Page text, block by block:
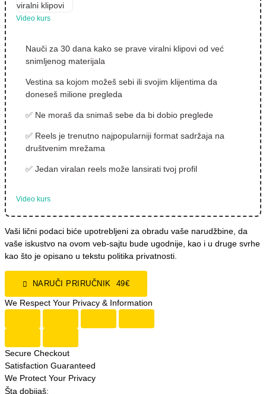
Video kurs
Nauči za 30 dana kako se prave viralni klipovi od već
snimljenog materijala
Vestina sa kojom možeš sebi ili svojim klijentima da
doneseš milione pregleda
✅ Ne moraš da snimaš sebe da bi dobio preglede
✅ Reels je trenutno najpopularniji format sadržaja na
društvenim mrežama
✅ Jedan viralan reels može lansirati tvoj profil
Video kurs
Vaši lični podaci biće upotrebljeni za obradu vaše narudžbine, da
vaše iskustvo na ovom veb-sajtu bude ugodnije, kao i u druge svrhe
kao što je opisano u tekstu politika privatnosti.
NARUČI PRIRUČNIK 49€
We Respect Your Privacy & Information
Secure Checkout
Satisfaction Guaranteed
We Protect Your Privacy
Šta dobijaš: